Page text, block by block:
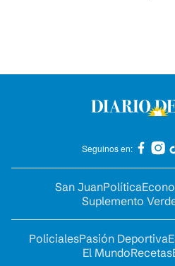
Seguinos en:
San JuanPolítica
Suplemento
PolicialesPasión Deportiva
El MundoRecetas